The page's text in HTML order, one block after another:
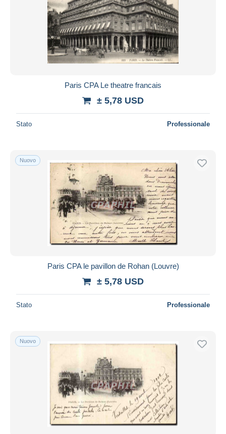
Paris CPA Le theatre francais
± 5,78 USD
Stato Professionale
Nuovo
Paris CPA le pavillon de Rohan (Louvre)
± 5,78 USD
Stato Professionale
Nuovo